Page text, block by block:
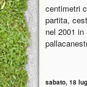
centimetri
partita,
nel 2001
sabato, 18